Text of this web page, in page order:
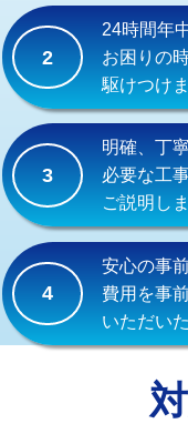
交換・取付(排水栓・
（P/S/ポップアップ
交換・取付（その他
持込商品取付（単水
持込商品取付（混合
持込商品取付（浄水
給水管工事※（ホー
給水管工事※（バン
給水管工事※（保温
2
24時間年
お困りの
駆けつけ
3
明確、丁
必要な工
ご説明しま
4
安心の事
費用を事
いただい